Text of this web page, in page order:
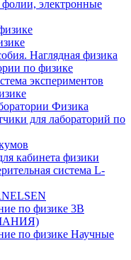
электронные
Наглядная физика
по физике
экспериментов
Физика
для лабораторий по
кабинета физики
система L-
по физике 3B
по физике Научные